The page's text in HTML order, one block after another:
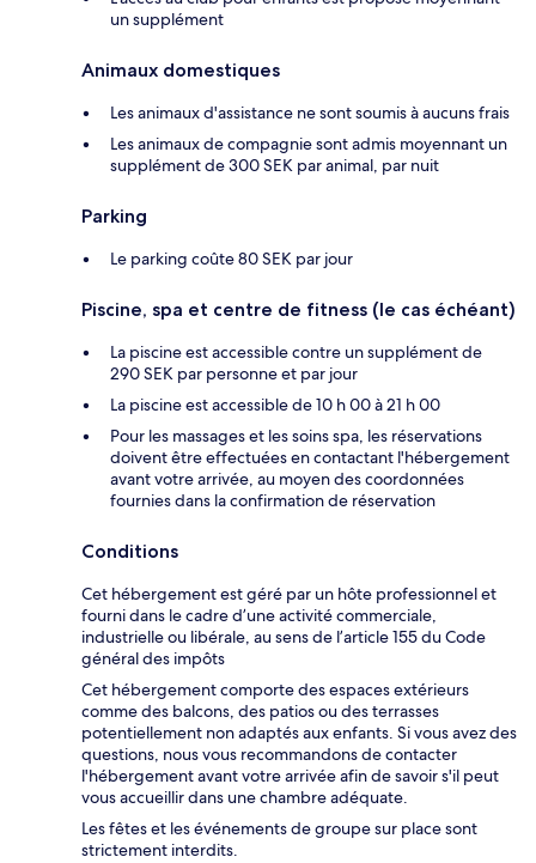
un supplément
Animaux domestiques
Les animaux d'assistance ne sont soumis à aucuns frais
Les animaux de compagnie sont admis moyennant un
supplément de 300 SEK par animal, par nuit
Parking
Le parking coûte 80 SEK par jour
Piscine, spa et centre de fitness (le cas échéant)
La piscine est accessible contre un supplément de
290 SEK par personne et par jour
La piscine est accessible de 10 h 00 à 21 h 00
Pour les massages et les soins spa, les réservations
doivent être effectuées en contactant l'hébergement
avant votre arrivée, au moyen des coordonnées
fournies dans la confirmation de réservation
Conditions
Cet hébergement est géré par un hôte professionnel et
fourni dans le cadre d’une activité commerciale,
industrielle ou libérale, au sens de l’article 155 du Code
général des impôts
Cet hébergement comporte des espaces extérieurs
comme des balcons, des patios ou des terrasses
potentiellement non adaptés aux enfants. Si vous avez des
questions, nous vous recommandons de contacter
l'hébergement avant votre arrivée afin de savoir s'il peut
vous accueillir dans une chambre adéquate.
Les fêtes et les événements de groupe sur place sont
strictement interdits.